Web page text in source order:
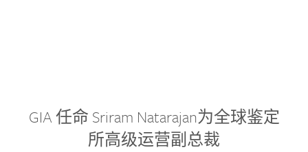
GIA 任命 Sriram Natarajan为全球鉴定
所高级运营副总裁